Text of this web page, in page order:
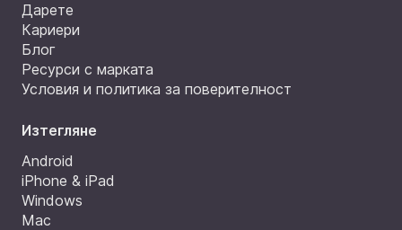
Дарете
Кариери
Блог
Ресурси с марката
Условия и политика за поверителност
Изтегляне
Android
iPhone & iPad
Windows
Mac